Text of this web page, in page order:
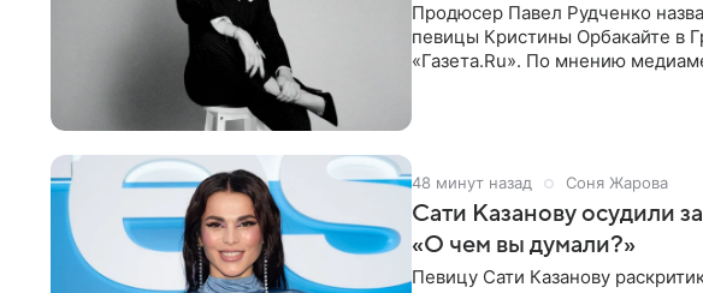
Продюсер Павел Рудченко
певицы Кристины Орбакайте в
«Газета.Ru». По мнению
48 минут назад Соня Жарова
Сати Казанову осудили
«О чем вы думали?»
Певицу Сати Казанову